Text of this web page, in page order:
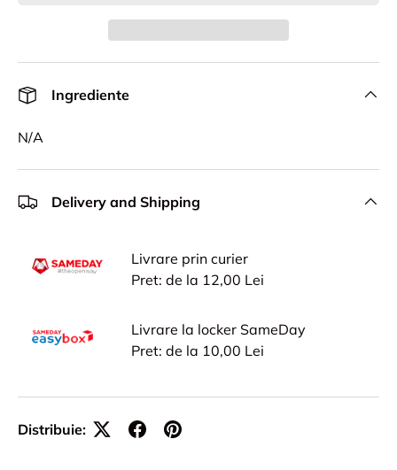
Ingrediente
N/A
Delivery and Shipping
Livrare prin curier
Pret: de la 12,00 Lei
Livrare la locker SameDay
Pret: de la 10,00 Lei
Distribuie: